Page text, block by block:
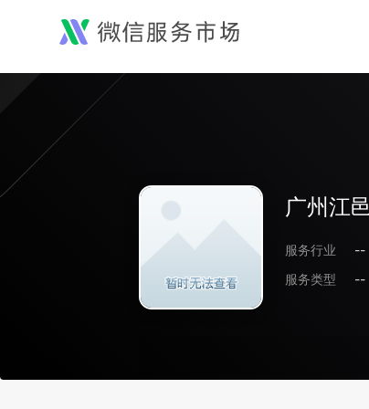
广州江
服务行业
--
服务类型
--